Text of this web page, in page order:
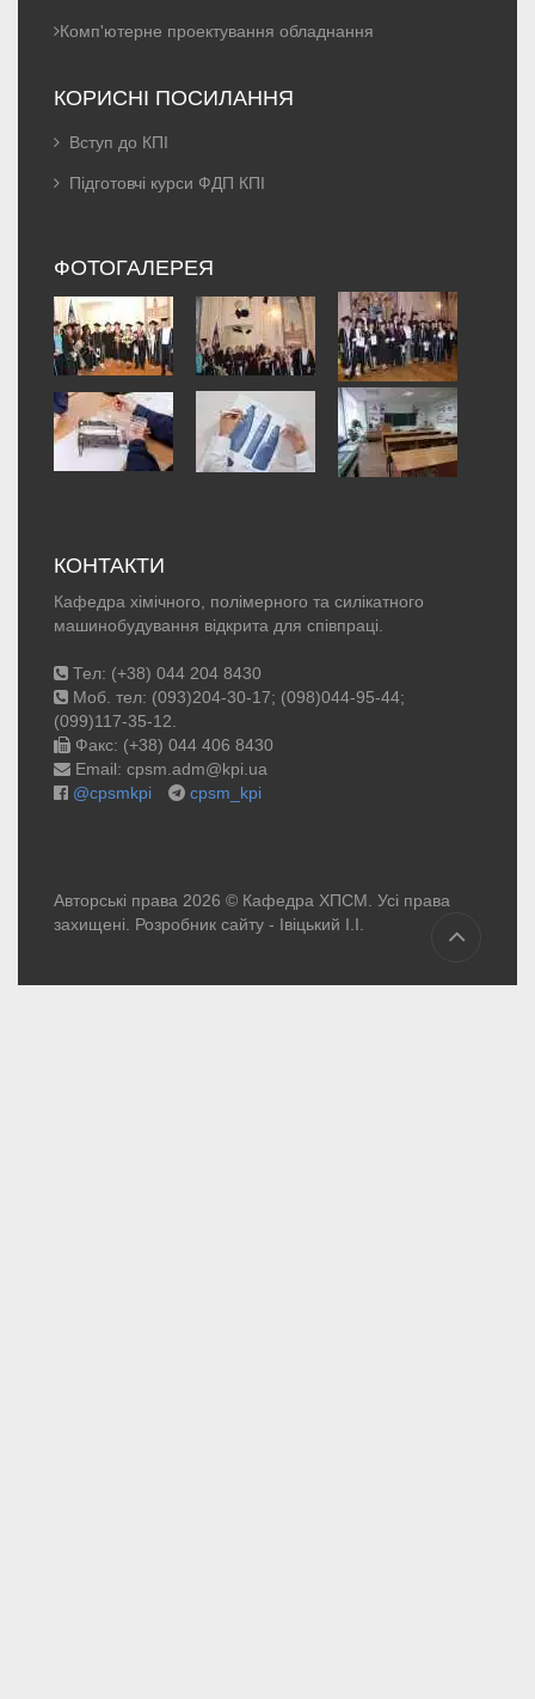
Комп'ютерне проектування обладнання
КОРИСНІ ПОСИЛАННЯ
Вступ до КПІ
Підготовчі курси ФДП КПІ
ФОТОГАЛЕРЕЯ
КОНТАКТИ
Кафедра хімічного, полімерного та силікатного
машинобудування відкрита для співпраці.
Тел: (+38) 044 204 8430
Моб. тел: (093)204-30-17; (098)044-95-44;
(099)117-35-12.
Факс: (+38) 044 406 8430
Email: cpsm.adm@kpi.ua
@cpsmkpi
cpsm_kpi
Авторські права 2026 © Кафедра ХПСМ. Усі права
захищені. Розробник сайту - Івіцький І.І.